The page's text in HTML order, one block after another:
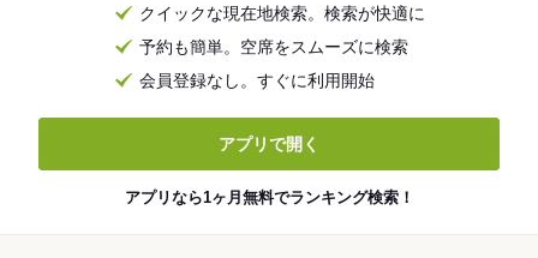
クイックな現在地検索。検索が快適に
予約も簡単。空席をスムーズに検索
会員登録なし。すぐに利用開始
アプリで開く
アプリなら1ヶ月無料でランキング検索！